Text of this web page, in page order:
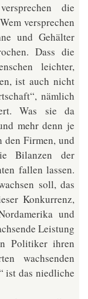
die
versprechen
und Gehälter
Dass die
leichter,
ist auch nicht
nämlich
Was sie da
mehr denn je
den Firmen, und
Bilanzen der
fallen lassen.
soll, das
Konkurrenz,
und
Leistung
Politiker ihren
wachsenden
ist das niedliche